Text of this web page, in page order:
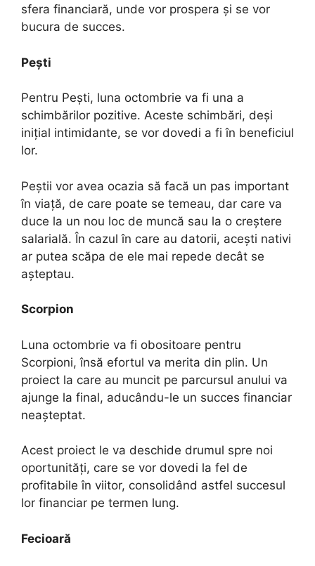
sfera financiară, unde vor prospera și se vor
bucura de succes.
Pești
Pentru Pești, luna octombrie va fi una a
schimbărilor pozitive. Aceste schimbări, deși
inițial intimidante, se vor dovedi a fi în beneficiul
lor.
Peștii vor avea ocazia să facă un pas important
în viață, de care poate se temeau, dar care va
duce la un nou loc de muncă sau la o creștere
salarială. În cazul în care au datorii, acești nativi
ar putea scăpa de ele mai repede decât se
așteptau.
Scorpion
Luna octombrie va fi obositoare pentru
Scorpioni, însă efortul va merita din plin. Un
proiect la care au muncit pe parcursul anului va
ajunge la final, aducându-le un succes financiar
neașteptat.
Acest proiect le va deschide drumul spre noi
oportunități, care se vor dovedi la fel de
profitabile în viitor, consolidând astfel succesul
lor financiar pe termen lung.
Fecioară